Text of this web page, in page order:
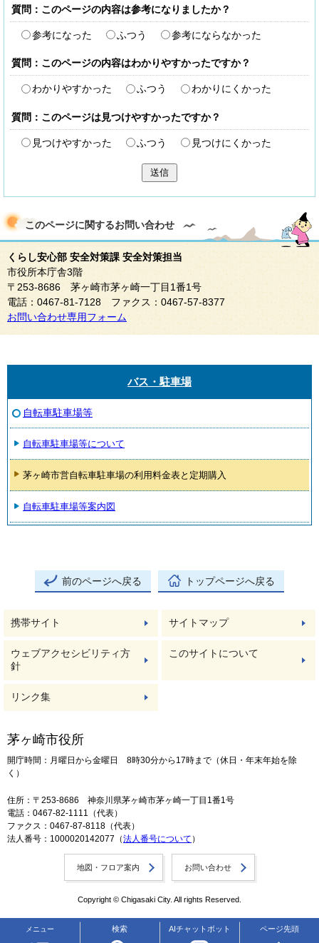
質問：このページの内容は参考になりましたか？
参考になった ふつう 参考にならなかった
質問：このページの内容はわかりやすかったですか？
わかりやすかった ふつう わかりにくかった
質問：このページは見つけやすかったですか？
見つけやすかった ふつう 見つけにくかった
送信
このページに関するお問い合わせ
くらし安心部 安全対策課 安全対策担当
市役所本庁舎3階
〒253-8686 茅ヶ崎市茅ヶ崎一丁目1番1号
電話：0467-81-7128 ファクス：0467-57-8377
お問い合わせ専用フォーム
バス・駐車場
自転車駐車場等
自転車駐車場等について
茅ヶ崎市営自転車駐車場の利用料金表と定期購入
自転車駐車場等案内図
前のページへ戻る トップページへ戻る
メニュー 検索 AIチャットボット ページ先頭
携帯サイト サイトマップ
ウェブアクセシビリティ方
針
このサイトについて
リンク集
茅ヶ崎市役所
開庁時間：月曜日から金曜日 8時30分から17時まで（休日・年末年始を除
く）
住所：〒253-8686 神奈川県茅ヶ崎市茅ヶ崎一丁目1番1号
電話：0467-82-1111（代表）
ファクス：0467-87-8118（代表）
法人番号：1000020142077（法人番号について ）
地図・フロア案内 お問い合わせ
Copyright © Chigasaki City. All rights Reserved.